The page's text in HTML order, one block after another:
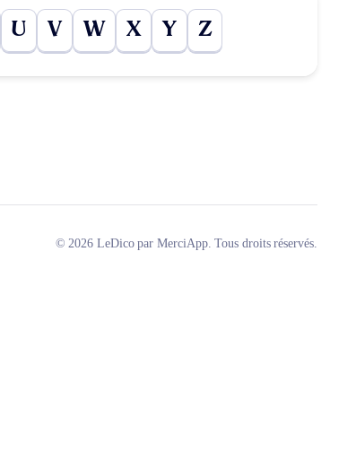
U V W X Y Z
© 2026 LeDico par MerciApp. Tous droits réservés.